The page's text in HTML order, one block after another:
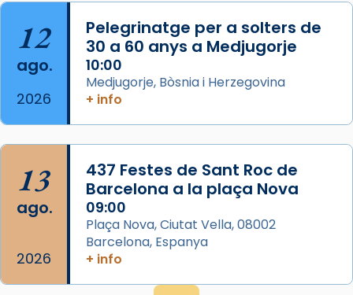
Foto
View on Facebook ·
12
ago.
2026
Pelegrinatge per a solters de
30 a 60 anys a Medjugorje
10:00
Medjugorje, Bòsnia i Herzegovina
+ info
13
ago.
2026
437 Festes de Sant Roc de
Barcelona a la plaça Nova
09:00
Plaça Nova, Ciutat Vella, 08002
Barcelona, Espanya
+ info